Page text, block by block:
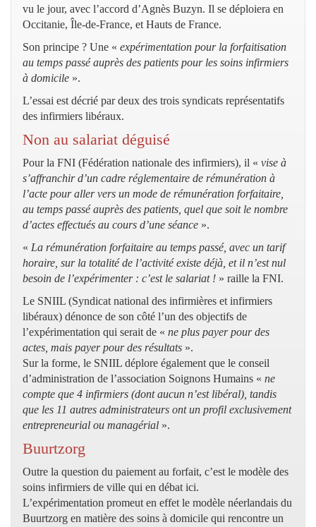
vu le jour, avec l’accord d’Agnès Buzyn. Il se déploiera en
Occitanie, Île-de-France, et Hauts de France.
Son principe ? Une « expérimentation pour la forfaitisation
au temps passé auprès des patients pour les soins infirmiers
à domicile ».
L’essai est décrié par deux des trois syndicats représentatifs
des infirmiers libéraux.
Non au salariat déguisé
Pour la FNI (Fédération nationale des infirmiers), il « vise à
s’affranchir d’un cadre réglementaire de rémunération à
l’acte pour aller vers un mode de rémunération forfaitaire,
au temps passé auprès des patients, quel que soit le nombre
d’actes effectués au cours d’une séance ».
« La rémunération forfaitaire au temps passé, avec un tarif
horaire, sur la totalité de l’activité existe déjà, et il n’est nul
besoin de l’expérimenter : c’est le salariat ! » raille la FNI.
Le SNIIL (Syndicat national des infirmières et infirmiers
libéraux) dénonce de son côté l’un des objectifs de
l’expérimentation qui serait de « ne plus payer pour des
actes, mais payer pour des résultats ».
Sur la forme, le SNIIL déplore également que le conseil
d’administration de l’association Soignons Humains « ne
compte que 4 infirmiers (dont aucun n’est libéral), tandis
que les 11 autres administrateurs ont un profil exclusivement
entrepreneurial ou managérial ».
Buurtzorg
Outre la question du paiement au forfait, c’est le modèle des
soins infirmiers de ville qui en débat ici.
L’expérimentation promeut en effet le modèle néerlandais du
Buurtzorg en matière des soins à domicile qui rencontre un